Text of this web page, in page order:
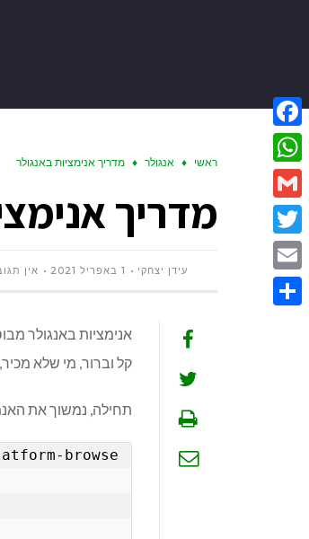
ראשי ♦ אנגולר ♦ מדריך אנימציות באנגולר
מדריך
עידן יצחקי 1 באפריל 2021 אין
קל וברור, מי שלא
תחילה, נמשוך את
browse
Facebook
WhatsApp
Gmail
Twitter
Email